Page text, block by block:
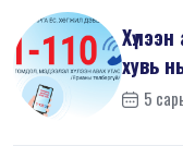
хувь
5